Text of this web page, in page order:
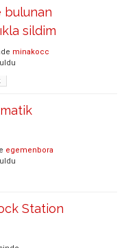
bulunan
sildim
minakocc
egemenbora
Station